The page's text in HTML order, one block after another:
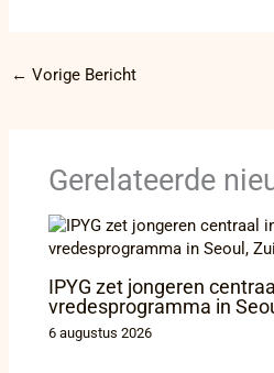
← Vorige Bericht
Gerelateerde
IPYG zet jongeren
vredesprogramma in
6 augustus 2026